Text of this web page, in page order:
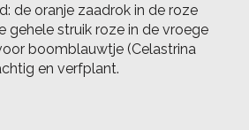
de oranje zaadrok in de roze
gehele struik roze in de vroege
boomblauwtje (Celastrina
en verfplant.